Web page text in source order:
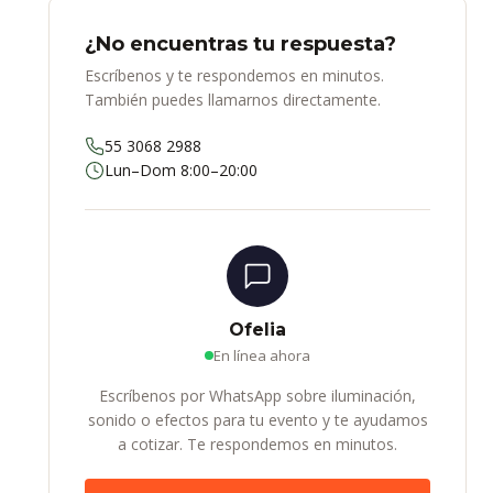
¿No encuentras tu respuesta?
Escríbenos y te respondemos en minutos.
También puedes llamarnos directamente.
55 3068 2988
Lun–Dom 8:00–20:00
Ofelia
En línea ahora
Escríbenos por WhatsApp sobre iluminación,
sonido o efectos para tu evento y te ayudamos
a cotizar. Te respondemos en minutos.